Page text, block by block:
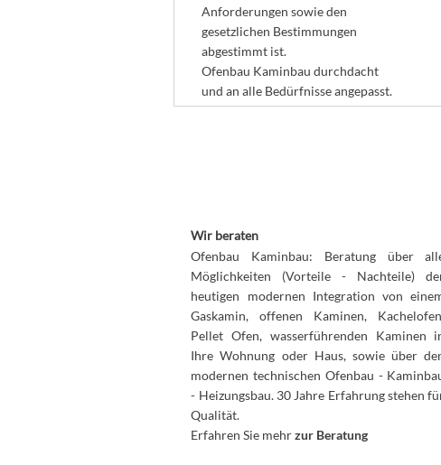
Anforderungen sowie den
gesetzlichen Bestimmungen
abgestimmt ist.
Ofenbau Kaminbau durchdacht
und an alle Bedürfnisse angepasst.
Wir beraten
Ofenbau Kaminbau: Beratung über
Möglichkeiten (Vorteile - Nachteile)
heutigen modernen Integration von
Gaskamin, offenen Kaminen,
Pellet Ofen, wasserführenden Kaminen
Ihre Wohnung oder Haus, sowie über
modernen technischen Ofenbau -
- Heizungsbau. 30 Jahre Erfahrung stehen
Qualität.
Erfahren Sie mehrzur Beratung